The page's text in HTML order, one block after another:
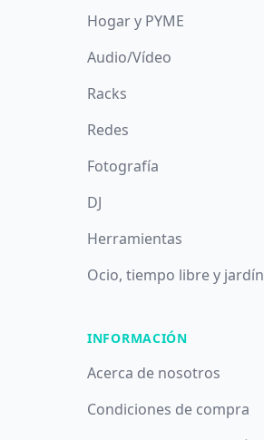
Hogar y PYME
Audio/Vídeo
Racks
Redes
Fotografía
DJ
Herramientas
Ocio, tiempo libre y jardín
INFORMACIÓN
Acerca de nosotros
Condiciones de compra